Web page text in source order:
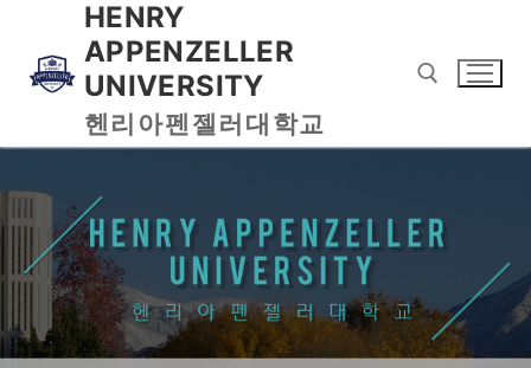
HENRY
APPENZELLER
UNIVERSITY
헨리아펜젤러대학교